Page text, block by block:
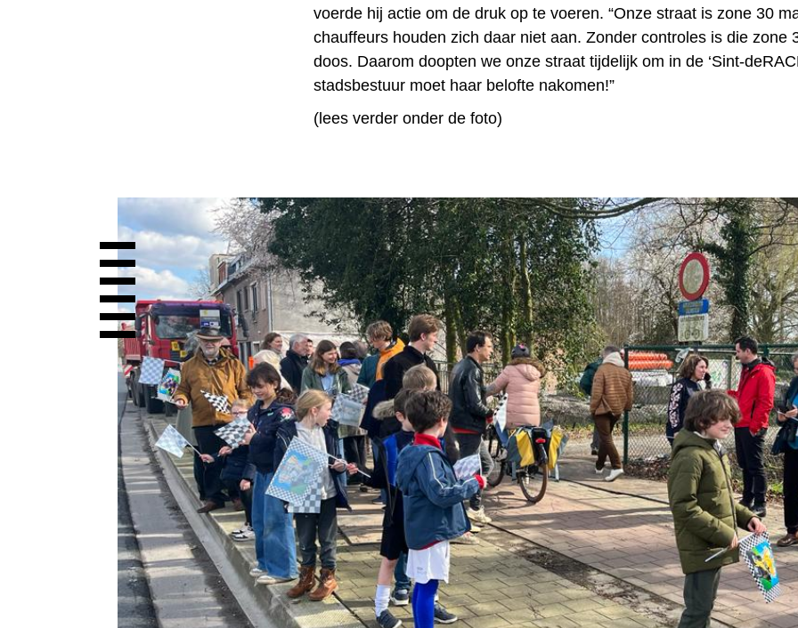
voerde hij actie om de druk op te voeren. “Onze straat is zone 30
chauffeurs houden zich daar niet aan. Zonder controles is die zone
doos. Daarom doopten we onze straat tijdelijk om in de ‘Sint-
stadsbestuur moet haar belofte nakomen!”
(lees verder onder de foto)